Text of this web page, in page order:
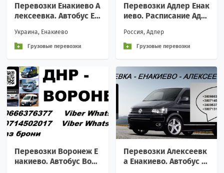
Перевозки Енакиево А
лексеевка. Автобус Ен
асписание Енакиево А
лексеевка
Украина, Енакиево
Грузовые перевозки
Перевозки Адлер Енак
иево. Расписание Адл
и
Россия, Адлер
Грузовые перевозки
Перевозки Воронеж Е
накиево. Автобус Вор
Перевозки Алексеевк
а Енакиево. Автобус А